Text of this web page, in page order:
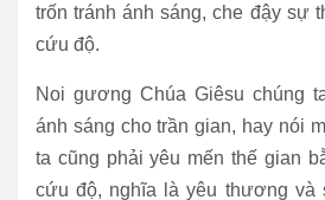
trốn tránh ánh sáng, che đậy sự
cứu độ.
Noi gương Chúa Giêsu chúng
ánh sáng cho trần gian, hay nói
ta cũng phải yêu mến thế gian
cứu độ, nghĩa là yêu thương và